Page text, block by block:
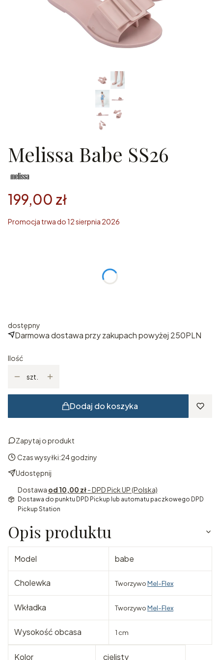
Melissa Babe SS26
199,00 zł
Promocja trwa do 12 sierpnia 2026
dostępny
Darmowa dostawa przy zakupach powyżej 250PLN
Ilość
szt.
Dodaj do koszyka
Zapytaj o produkt
Czas wysyłki:24 godziny
Udostępnij
Dostawa od 10,00 zł- DPD Pick UP (Polska)
Dostawa do punktu DPD Pickup lub automatu paczkowego DPD
Pickup Station
Opis produktu
Model babe
Cholewka TworzywoMel-Flex
Wkładka TworzywoMel-Flex
Wysokość obcasa 1 cm
Kolor cielisty